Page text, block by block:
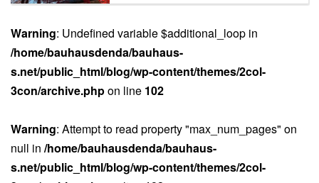
Warning: Undefined variable $additional_loop in
/home/bauhausdenda/bauhaus-
s.net/public_html/blog/wp-content/themes/2col-
3con/archive.phpon line 102
Warning: Attempt to read property "max_num_pages" on
null in /home/bauhausdenda/bauhaus-
s.net/public_html/blog/wp-content/themes/2col-